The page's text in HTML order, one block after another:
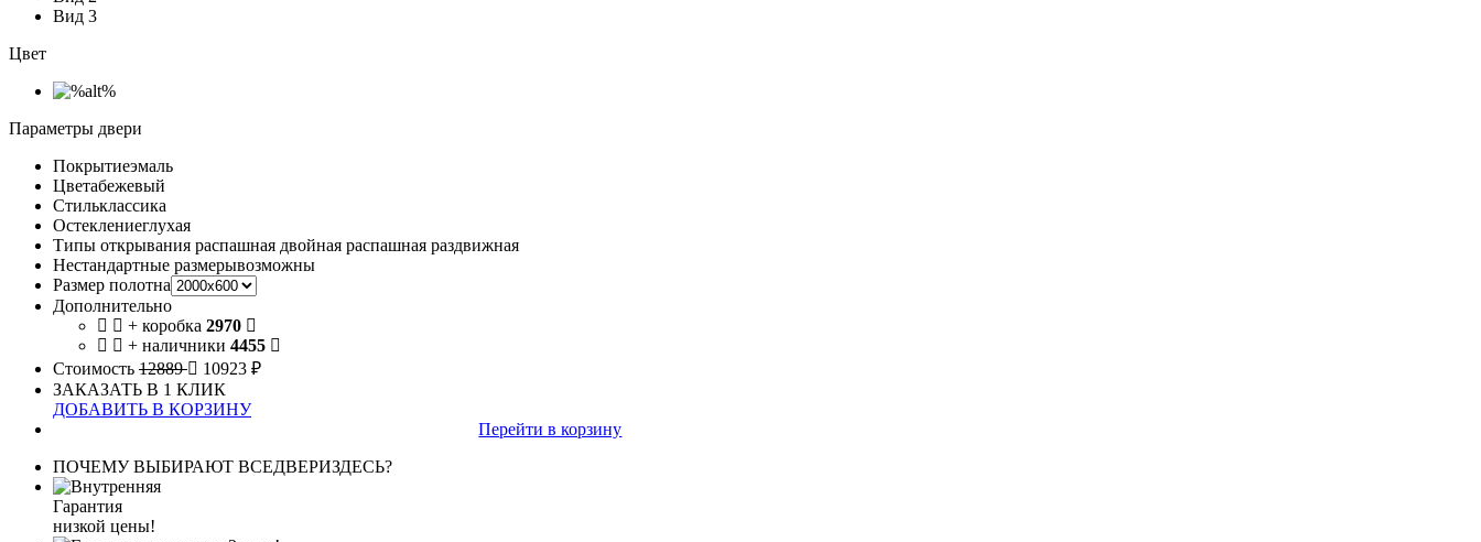
Вид 3
Цвет
Параметры двери
Покрытиеэмаль
Цветабежевый
Стильклассика
Остеклениеглухая
Типы открывания распашная двойная распашная раздвижная
Нестандартные размерывозможны
Размер полотна
Дополнительно
+ коробка 2970
+ наличники 4455
Стоимость 12889
10923 ₽
ЗАКАЗАТЬ В 1 КЛИК
ДОБАВИТЬ В КОРЗИНУ
Перейти в корзину
ПОЧЕМУ ВЫБИРАЮТ ВСЕДВЕРИЗДЕСЬ?
Гарантия
низкой цены!